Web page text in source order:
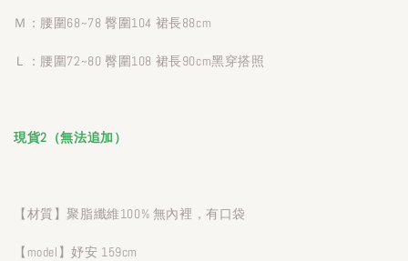
Ｍ：腰圍68~78 臀圍104 裙長88cm
Ｌ：腰圍72~80 臀圍108 裙長90cm黑穿搭照
現貨2（無法追加）
【材質】聚脂纖維100% 無內裡，有口袋
【model】妤安 159cm